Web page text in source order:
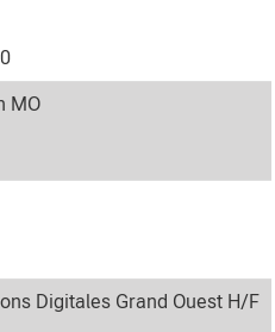
MO
Digitales Grand Ouest H/F